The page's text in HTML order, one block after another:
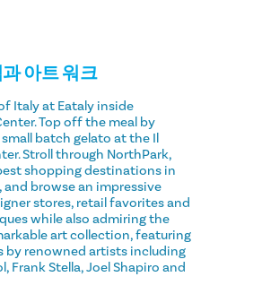
아트 워크
Italy at Eataly inside
Top off the meal by
batch gelato at the Il
Stroll through NorthPark,
shopping destinations in
browse an impressive
stores, retail favorites and
while also admiring the
art collection, featuring
by renowned artists including
Frank Stella, Joel Shapiro and